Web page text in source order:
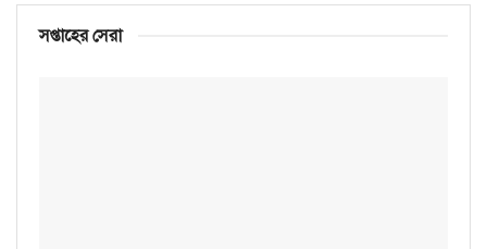
সপ্তাহের সেরা